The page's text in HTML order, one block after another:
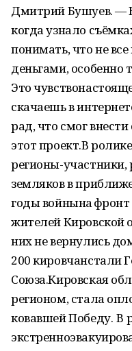
Дмитрий Бушуев. —
когда узнало
понимать, что не
деньгами, особенно
Это
скачаешь в
рад, что смог
этот проект.В
регионы-участники,
земляков в
годы войнына
жителей Кировской
них не вернулись
200 кировчанстали
Союза.Кировская
регионом, стала
ковавшей Победу. В